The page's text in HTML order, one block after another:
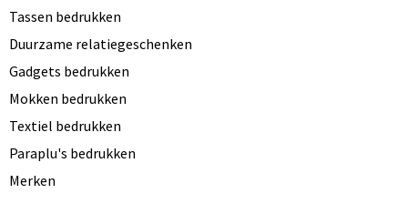
Tassen bedrukken
Duurzame relatiegeschenken
Gadgets bedrukken
Mokken bedrukken
Textiel bedrukken
Paraplu's bedrukken
Merken